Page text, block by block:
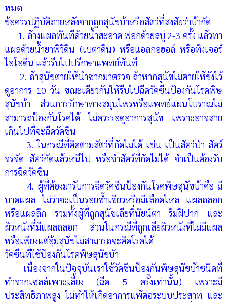
หมด
ข้อควรปฏิบัติภายหลังจากถูกสุนัขบ้าหรือสัตว์ที่สงสัยว่าบ้ากัด
1. ล้างแผลทันทีด้วยน้ำสะอาด ฟอกด้วยสบู่ 2-3 ครั้ง แล้วทา
แผลด้วยน้ำยาพิวิดีน (เบตาดีน) หรือแอลกอฮอล์ หรือทิงเจอร์
ไอโอดีน แล้วรีบไปปรึกษาแพทย์ทันที
2. ถ้าสุนัขตายให้นำซากมาตรวจ ถ้าหากสุนัขไม่ตายให้ขังไว้
ดูอาการ 10 วัน ขณะเดียวกันให้รีบไปฉีดวัคซีนป้องกันโรคพิษ
สุนัขบ้า ส่วนการรักษาทางสมุนไพรหรือแพทย์แผนโบราณไม่
สามารถป้องกันโรคได้ ไม่ควรรอดูอาการสุนัข เพราะอาจสาย
เกินไปที่จะฉีดวัคซีน
3. ในกรณีที่ติดตามสัตว์ที่กัดไม่ได้ เช่น เป็นสัตว์ป่า สัตว์
จรจัด สัตว์กัดแล้วหนีไป หรือจำสัตว์ที่กัดไม่ได้ จำเป็นต้องรับ
การฉีดวัคซีน
4. ผู้ที่ต้องมารับการฉีดวัคซีนป้องกันโรคพิษสุนัขบ้าคือ มี
บาดแผล ไม่ว่าจะเป็นรอยช้ำเขียวหรือมีเลือดไหล แผลถลอก
หรือแผลลึก รวมทั้งผู้ที่ถูกสุนัขเลียที่นัยน์ตา ริมฝีปาก และ
ผิวหนังที่มีแผลถลอก ส่วนในกรณีที่ถูกเลียผิวหนังที่ไม่มีแผล
หรือเพียงแต่อุ้มสุนัขไม่สามารถจะติดโรคได้
วัคซีนที่ใช้ป้องกันโรคพิษสุนัขบ้า
เนื่องจากในปัจจุบันเราใช้วัคซีนป้องกันพิษสุนัขบ้าชนิดที่
ทำจากเซลล์เพาะเลี้ยง (ฉีด 5 ครั้งเท่านั้น) เพราะมี
ประสิทธิภาพสูง ไม่ทำให้เกิดอาการแพ้ต่อระบบประสาท และ